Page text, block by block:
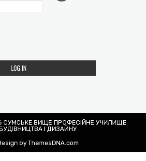
СУМСЬКЕ ВИЩЕ ПРОФЕСІЙНЕ УЧИЛИЩЕ
І ДИЗАЙНУ
by ThemesDNA.com